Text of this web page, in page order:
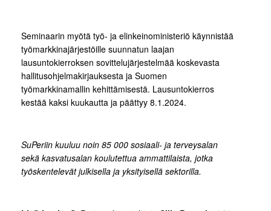
Seminaarin myötä työ- ja elinkeinoministeriö käynnistää
työmarkkinajärjestöille suunnatun laajan
lausuntokierroksen sovittelujärjestelmää koskevasta
hallitusohjelmakirjauksesta ja Suomen
työmarkkinamallin kehittämisestä. Lausuntokierros
kestää kaksi kuukautta ja päättyy 8.1.2024.
SuPeriin kuuluu noin 85 000 sosiaali- ja terveysalan
sekä kasvatusalan koulutettua ammattilaista, jotka
työskentelevät julkisella ja yksityisellä sektorilla.